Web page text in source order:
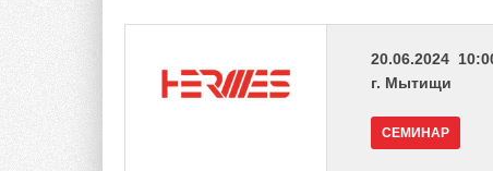
20.06.2024
г. Мытищи
СЕМИНАР